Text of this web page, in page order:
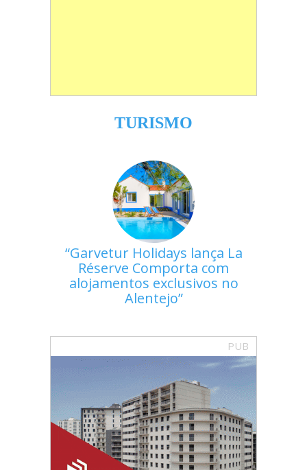
TURISMO
Garvetur Holidays lança La
Réserve Comporta com
alojamentos exclusivos no
Alentejo
PUB